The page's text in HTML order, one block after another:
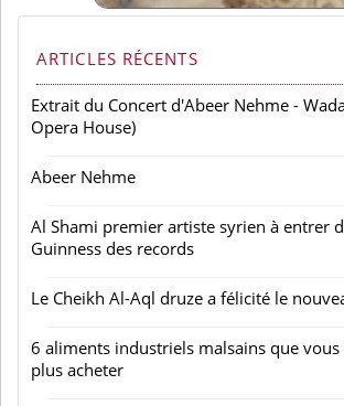
ARTICLES RÉCENTS
Extrait du Concert d'Abeer Nehme -
Opera House)
Abeer Nehme
Al Shami premier artiste syrien à entrer
Guinness des records
Le Cheikh Al-Aql druze a félicité le
6 aliments industriels malsains que
plus acheter